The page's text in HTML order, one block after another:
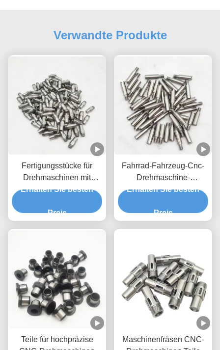
Verwandte Produkte
Fertigungsstücke für
Drehmaschinen mit
Metall-CNC-
Erhalten Sie besten
Preis
Fahrrad-Fahrzeug-Cnc-
Drehmaschine-
Automatikteile-Cnc-
Erhalten Sie besten
Preis
Teile für hochpräzise
Maschinenfräsen CNC-